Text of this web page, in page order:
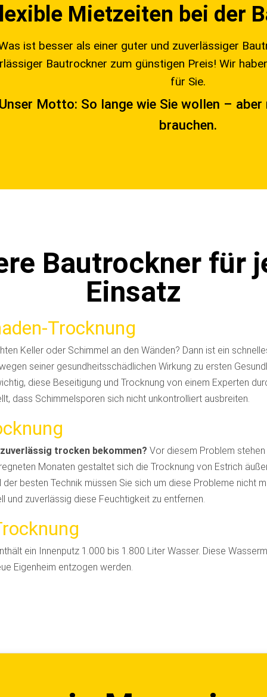
Mietzeiten bei der
ist besser als einer guter und zuverlässiger
Bautrockner zum günstigen Preis! Wir
für Sie.
Motto: So lange wie Sie wollen – aber
brauchen.
Bautrockner für
Einsatz
Trocknung
Keller oder Schimmel an den Wänden? Dann ist ein
seiner gesundheitsschädlichen Wirkung zu ersten
diese Beseitigung und Trocknung von einem Experten
dass Schimmelsporen sich nicht unkontrolliert ausbreiten.
trocken bekommen? Vor diesem Problem stehen
Monaten gestaltet sich die Trocknung von Estrich
der besten Technik müssen Sie sich um diese Probleme nicht
und zuverlässig diese Feuchtigkeit zu entfernen.
ein Innenputz 1.000 bis 1.800 Liter Wasser. Diese
Eigenheim entzogen werden.